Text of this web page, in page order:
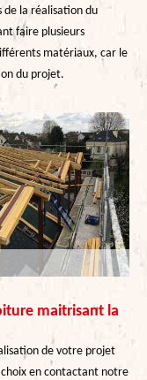
la réalisation du
faire plusieurs
matériaux, car le
du projet.
maitrisant la
de votre projet
en contactant notre